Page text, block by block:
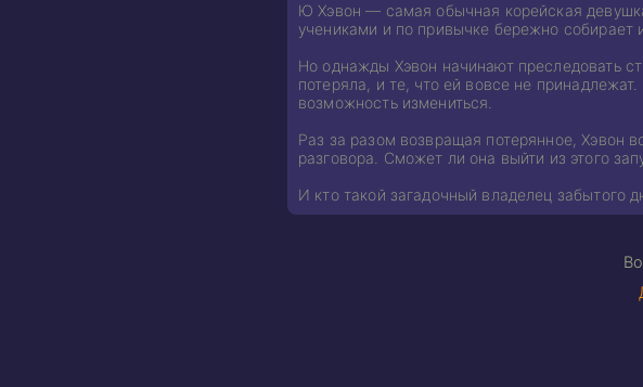
Ю Хэвон — самая обычная корейская
учениками и по привычке бережно собирает
Но однажды Хэвон начинают преследовать
потеряла, и те, что ей вовсе не
возможность измениться.
Раз за разом возвращая потерянное, Хэвон
разговора. Сможет ли она выйти из этого
И кто такой загадочный владелец забытого